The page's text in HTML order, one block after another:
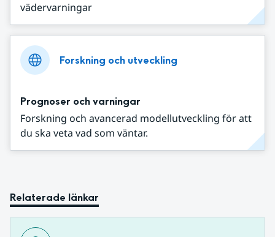
vädervarningar
Forskning och utveckling
Prognoser och varningar
Forskning och avancerad modellutveckling för att
du ska veta vad som väntar.
Relaterade länkar